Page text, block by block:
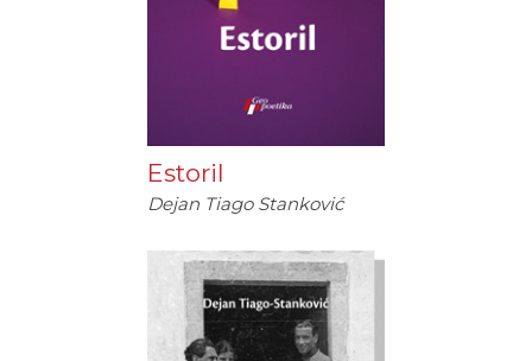
Estoril
Dejan Tiago Stanković